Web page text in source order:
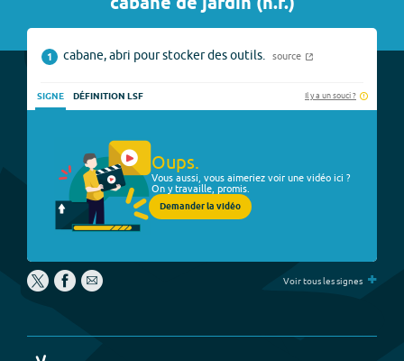
1 cabane, abri pour stocker des outils. source
SIGNE DÉFINITION LSF Il y a un souci ?
Oups.
Vous aussi, vous aimeriez voir une vidéo ici ?
On y travaille, promis.
Demander la vidéo
Voir tous les signes +